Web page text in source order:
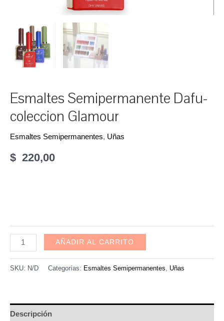
Esmaltes Semipermanente Dafu-
coleccion Glamour
Esmaltes Semipermanentes, Uñas
$ 220,00
Esmaltes
Semipermanente
Dafu-
cantidad
AÑADIR AL CARRITO
SKU: N/D Categorías: Esmaltes Semipermanentes, Uñas
Descripción